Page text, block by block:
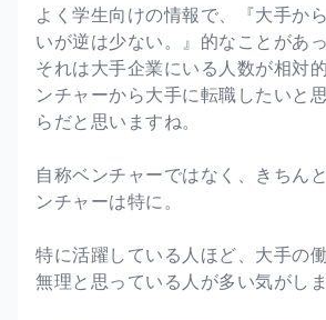
よく学生向けの情報で、『大手か
いが逆は少ない。』的なことがあ
それは大手企業にいる人数が相対
ンチャーから大手に転職したいと
らだと思いますね。
自称ベンチャーではなく、きちん
ンチャーは特に。
特に活躍している人ほど、大手の
無理と思っている人が多い気がしま